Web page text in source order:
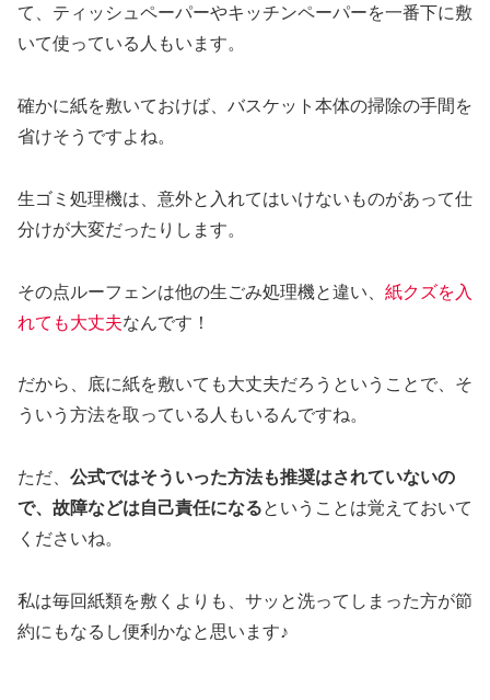
て、ティッシュペーパーやキッチンペーパーを一番下に敷
いて使っている人もいます。
確かに紙を敷いておけば、バスケット本体の掃除の手間を
省けそうですよね。
生ゴミ処理機は、意外と入れてはいけないものがあって仕
分けが大変だったりします。
その点ルーフェンは他の生ごみ処理機と違い、 紙クズを入
れても大丈夫なんです！
だから、底に紙を敷いても大丈夫だろうということで、そ
ういう方法を取っている人もいるんですね。
ただ、 公式ではそういった方法も推奨はされていないの
で、故障などは自己責任になるということは覚えておいて
くださいね。
私は毎回紙類を敷くよりも、サッと洗ってしまった方が節
約にもなるし便利かなと思います♪